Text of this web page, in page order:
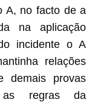
A, no facto de a
na aplicação
incidente o A
relações
demais provas
as regras da